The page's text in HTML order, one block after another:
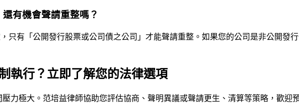
有機會聲請重整嗎？
只有「公開發行股票或公司債之公司」才能聲請重整。如果您的公司是非公開發
執行？立即了解您的法律選項
力極大。 范培益律師協助您評估協商、聲明異議或聲請更生、清算等策略，歡迎